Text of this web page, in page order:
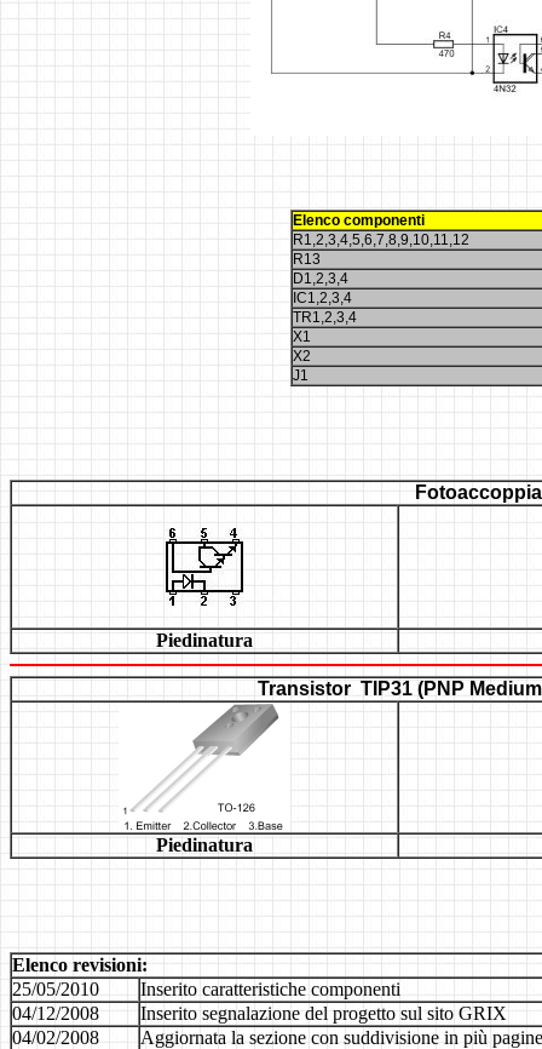
Elenco componenti
R1,2,3,4,5,6,7,8,9,10,11,12
R13
D1,2,3,4
IC1,2,3,4
TR1,2,3,4
X1
X2
J1
F
Piedinatura
Transistor TIP31(PNP
Piedinatura
Elenco revisioni:
25/05/2010
Inserito caratteristiche componenti
04/12/2008
Inserito segnalazione del progetto sul sito GRIX
04/02/2008
Aggiornata la sezione con suddivisione in più